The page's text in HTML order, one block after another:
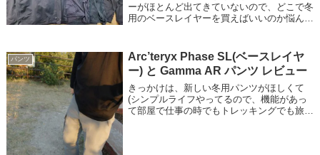
ーがほとんど出てきていないので、どこで冬
用のベースレイヤーを買えばいいのか悩んで
ちしません。なので、自分の場合は化学繊
維...
パンツ
Arc’teryx Phase SL(ベースレイヤ
ー) と Gamma AR パンツ レビュー
きっかけは、新しい冬用パンツがほしくて
(シンプルライフやってるので、機能があっ
て部屋で仕事の時でもトレッキングでも旅行